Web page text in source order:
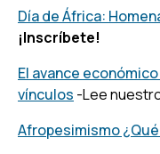
Día de África:
¡Inscríbete!
El avance
vínculos -Lee
Afropesimismo